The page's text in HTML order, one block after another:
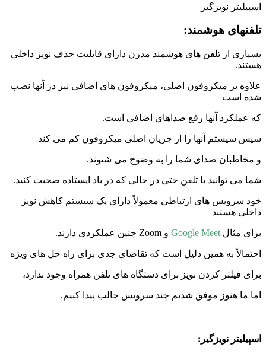
اسپیلیتر نویزگیر
تلفنهای هوشمند:
بسیاری از تلفن های هوشمند مدرن دارای قابلیت حذف نویز داخلی
هستند.
علاوه بر میکروفون اصلی، میکروفون های اضافی نیز در آنها نصب
شده است
که عملکرد آنها رفع صداهای اضافی است.
سپس سیستم آنها را از جریان اصلی میکروفون کم می کند
و مخاطبان صدای شما را به وضوح می شنوند.
شما می توانید با تلفن حتی در حالی که در باد ایستاده صحبت کنید.
خود سرویس های ارتباطی معمولاً دارای یک سیستم کاهش نویز
داخلی هستند –
برای مثال Google Meet و Zoom چنین عملکردی دارند.
احتمالاً به همین دلیل است که تقاضای جدی برای راه حل های ویژه
برای فیلتر کردن نویز برای دستگاه های تلفن همراه وجود ندارد،
اما ما هنوز موفق شدیم چند سرویس جالب پیدا کنیم.
اسپیلیتر نویزگیر: